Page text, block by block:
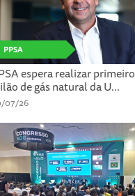
PPSA
espera realizar primeiro
de gás natural da U...
07/26